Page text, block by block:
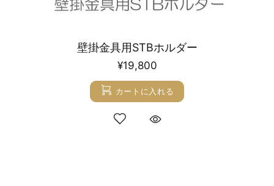
壁掛金具用STBホルダー
¥19,800
カートに入れる